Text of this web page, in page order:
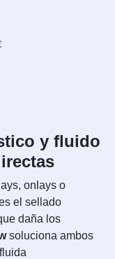
y fluido
onlays o
el sellado
daña los
soluciona ambos